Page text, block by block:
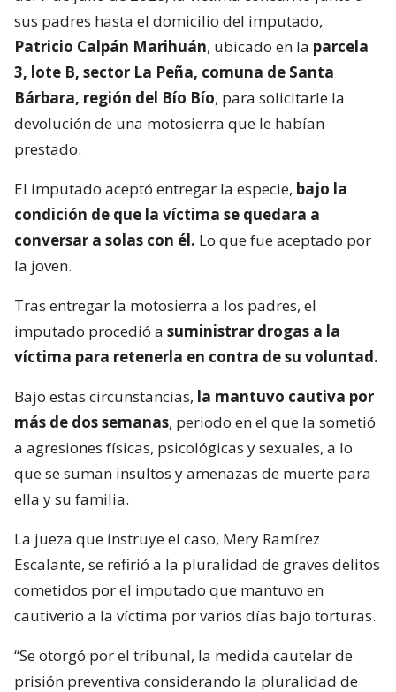
sus padres hasta el domicilio del imputado,
Patricio Calpán Marihuán, ubicado en la parcela
3, lote B, sector La Peña, comuna de Santa
Bárbara, región del Bío Bío, para solicitarle la
devolución de una motosierra que le habían
prestado.
El imputado aceptó entregar la especie, bajo la
condición de que la víctima se quedara a
conversar a solas con él. Lo que fue aceptado por
la joven.
Tras entregar la motosierra a los padres, el
imputado procedió a suministrar drogas a la
víctima para retenerla en contra de su voluntad.
Bajo estas circunstancias, la mantuvo cautiva por
más de dos semanas, periodo en el que la sometió
a agresiones físicas, psicológicas y sexuales, a lo
que se suman insultos y amenazas de muerte para
ella y su familia.
La jueza que instruye el caso, Mery Ramírez
Escalante, se refirió a la pluralidad de graves delitos
cometidos por el imputado que mantuvo en
cautiverio a la víctima por varios días bajo torturas.
“Se otorgó por el tribunal, la medida cautelar de
prisión preventiva considerando la pluralidad de